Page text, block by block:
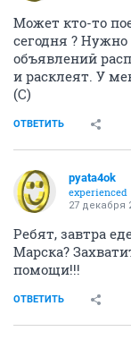
Может кто-то
сегодня ?
объявлений
и расклеят. У
(С)
ОТВЕТИТЬ
pyata4ok
experienced
27 декабря
Ребят, завтра
Марска?
помощи!!!
ОТВЕТИТЬ